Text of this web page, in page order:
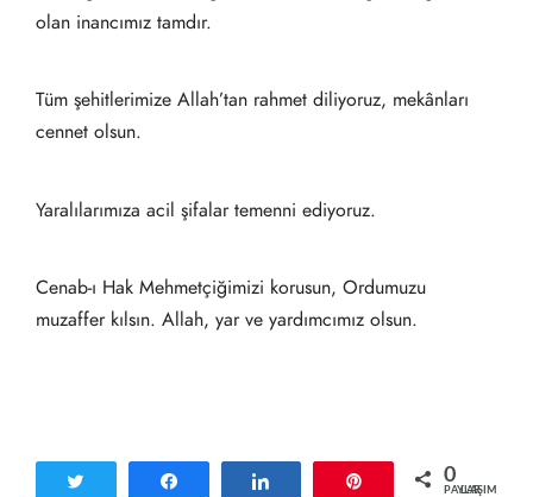
olan inancımız tamdır.
Tüm şehitlerimize Allah’tan rahmet diliyoruz, mekânları
cennet olsun.
Yaralılarımıza acil şifalar temenni ediyoruz.
Cenab-ı Hak Mehmetçiğimizi korusun, Ordumuzu
muzaffer kılsın. Allah, yar ve yardımcımız olsun.
0
PAYLAŞIMLAR